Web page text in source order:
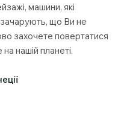
машини, які
що Ви не
захочете повертатися
нашій планеті.